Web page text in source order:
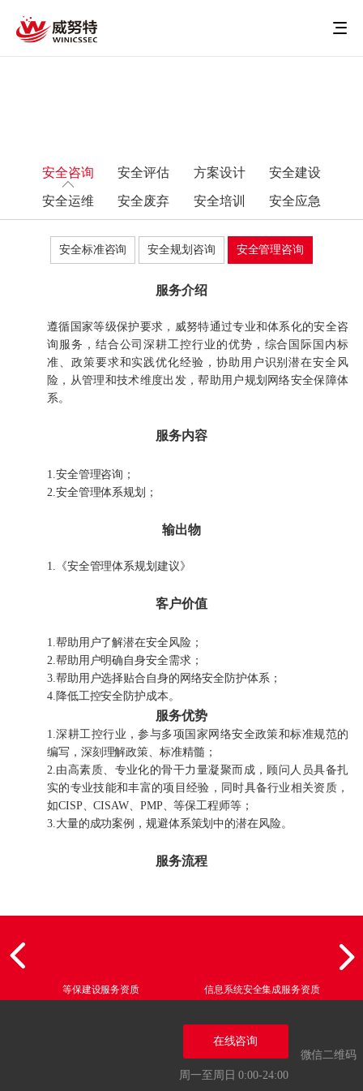
安全咨询 安全评估 方案设计 安全建设
安全运维 安全废弃 安全培训 安全应急
安全标准咨询 安全规划咨询 安全管理咨询
服务介绍
遵循国家等级保护要求，威努特通过专业和体系化的安全咨
询服务，结合公司深耕工控行业的优势，综合国际国内标
准、政策要求和实践优化经验，协助用户识别潜在安全风
险，从管理和技术维度出发，帮助用户规划网络安全保障体
系。
服务内容
1.安全管理咨询；
2.安全管理体系规划；
输出物
1.《安全管理体系规划建议》
客户价值
1.帮助用户了解潜在安全风险；
2.帮助用户明确自身安全需求；
3.帮助用户选择贴合自身的网络安全防护体系；
4.降低工控安全防护成本。
服务优势
1.深耕工控行业，参与多项国家网络安全政策和标准规范的
编写，深刻理解政策、标准精髓；
2.由高素质、专业化的骨干力量凝聚而成，顾问人员具备扎
实的专业技能和丰富的项目经验，同时具备行业相关资质，
如CISP、CISAW、PMP、等保工程师等；
3.大量的成功案例，规避体系策划中的潜在风险。
服务流程
等保建设服务资质 信息系统安全集成服务资质
微信二维码
在线咨询
周一至周日 0:00-24:00